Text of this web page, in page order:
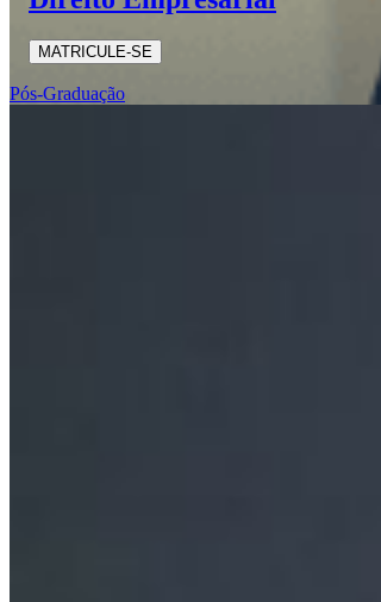
MATRICULE-SE
Pós-Graduação